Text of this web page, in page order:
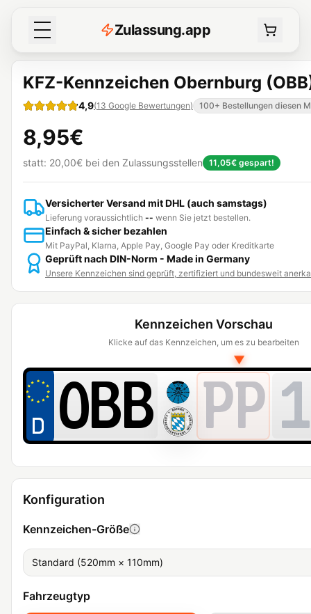
Zulassung.app
KFZ-Kennzeichen Obernburg
4,9(13 Google Bewertungen) 100+ Bestellungen diesen
8,95€
statt: 20,00€ bei den Zulassungsstellen 11,05€ gespart!
Versicherter Versand mit DHL (auch samstags)
Lieferung voraussichtlich -- wenn Sie jetzt bestellen.
Einfach & sicher bezahlen
Mit PayPal, Klarna, Apple Pay, Google Pay oder Kreditkarte
Geprüft nach DIN-Norm - Made in Germany
Unsere Kennzeichen sind geprüft, zertifiziert und bundesweit
Konfiguration
Kennzeichen-Größe
Standard (520mm × 110mm)
Fahrzeugtyp
Kennzeichen Vorschau
Klicke auf das Kennzeichen, um es zu bearbeiten
▼
PP